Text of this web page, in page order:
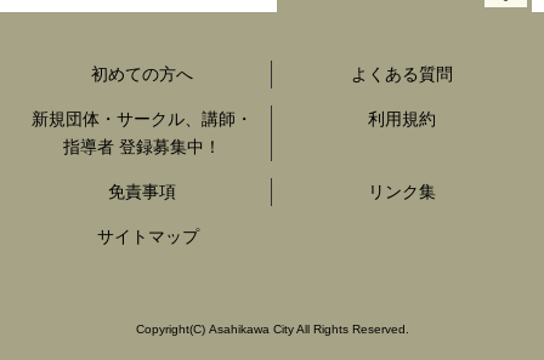
初めての方へ よくある質問
新規団体・サークル、講師・
指導者 登録募集中！
利用規約
免責事項 リンク集
サイトマップ
Copyright(C) Asahikawa City All Rights Reserved.